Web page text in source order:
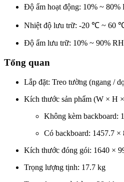
Độ ẩm hoạt động: 10% ~
Nhiệt độ lưu trữ: -20 ℃ ~ 60
Độ ẩm lưu trữ: 10% ~ 90%
Tổng quan
Lắp đặt: Treo tường (ngang /
Kích thước sản phẩm (W × H
Không kèm backboard:
Có backboard: 1457.7 ×
Kích thước đóng gói: 1640 ×
Trọng lượng tịnh: 17.7 kg